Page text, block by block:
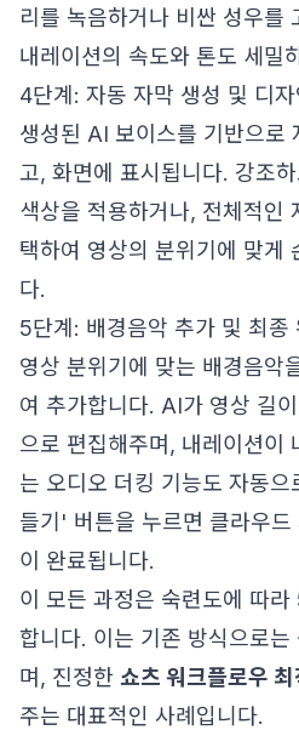
리를 녹음하거나 비싼 성우를
내레이션의 속도와 톤도 세밀
4단계: 자동 자막 생성 및 디자
생성된 AI 보이스를 기반으로
고, 화면에 표시됩니다. 강조
색상을 적용하거나, 전체적인
택하여 영상의 분위기에 맞게
다.
5단계: 배경음악 추가 및 최종
영상 분위기에 맞는 배경음악
여 추가합니다. AI가 영상 길
으로 편집해주며, 내레이션이
는 오디오 더킹 기능도 자동
들기' 버튼을 누르면 클라우
이 완료됩니다.
이 모든 과정은 숙련도에 따
합니다. 이는 기존 방식으로는
며, 진정한 쇼츠 워크플로우 최
주는 대표적인 사례입니다.